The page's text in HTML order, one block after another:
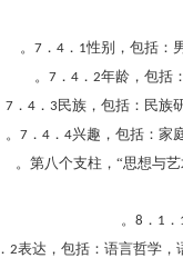
7 ． 4 ． 1性别，包括：
7 ． 4 ． 2年龄，包括
7 ． 4 ． 3 民族，包括：民族研
7 ． 4 ． 4兴趣，包括：家
第八个支柱，“思想与艺
8 ． 1 ．
． 2表达，包括：语言哲学，